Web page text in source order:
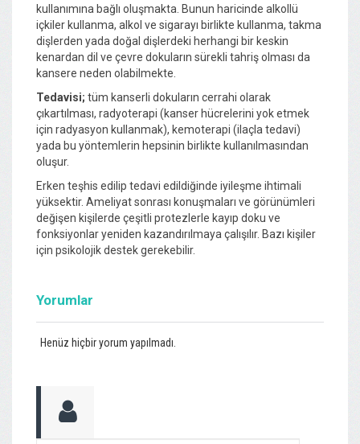
kullanımına bağlı oluşmakta. Bunun haricinde alkollü
içkiler kullanma, alkol ve sigarayı birlikte kullanma, takma
dişlerden yada doğal dişlerdeki herhangi bir keskin
kenardan dil ve çevre dokuların sürekli tahriş olması da
kansere neden olabilmekte.
Tedavisi; tüm kanserli dokuların cerrahi olarak
çıkartılması, radyoterapi (kanser hücrelerini yok etmek
için radyasyon kullanmak), kemoterapi (ilaçla tedavi)
yada bu yöntemlerin hepsinin birlikte kullanılmasından
oluşur.
Erken teşhis edilip tedavi edildiğinde iyileşme ihtimali
yüksektir. Ameliyat sonrası konuşmaları ve görünümleri
değişen kişilerde çeşitli protezlerle kayıp doku ve
fonksiyonlar yeniden kazandırılmaya çalışılır. Bazı kişiler
için psikolojik destek gerekebilir.
Yorumlar
Henüz hiçbir yorum yapılmadı.